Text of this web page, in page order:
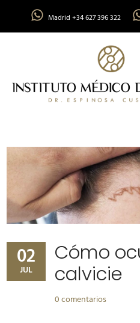
Madrid +34 627 396 322
02
JUL
Cómo
calvicie
0 comentarios